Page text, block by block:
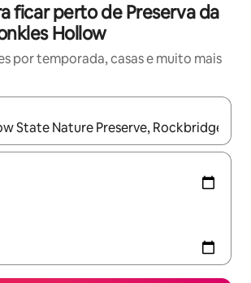
ficar perto de Preserva da
Hollow
por temporada, casas e muito mais
estiverem disponíveis, explore-os